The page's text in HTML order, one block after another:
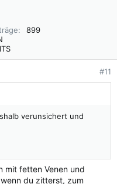
899
#11
verunsichert und
mit fetten Venen und
du zitterst, zum